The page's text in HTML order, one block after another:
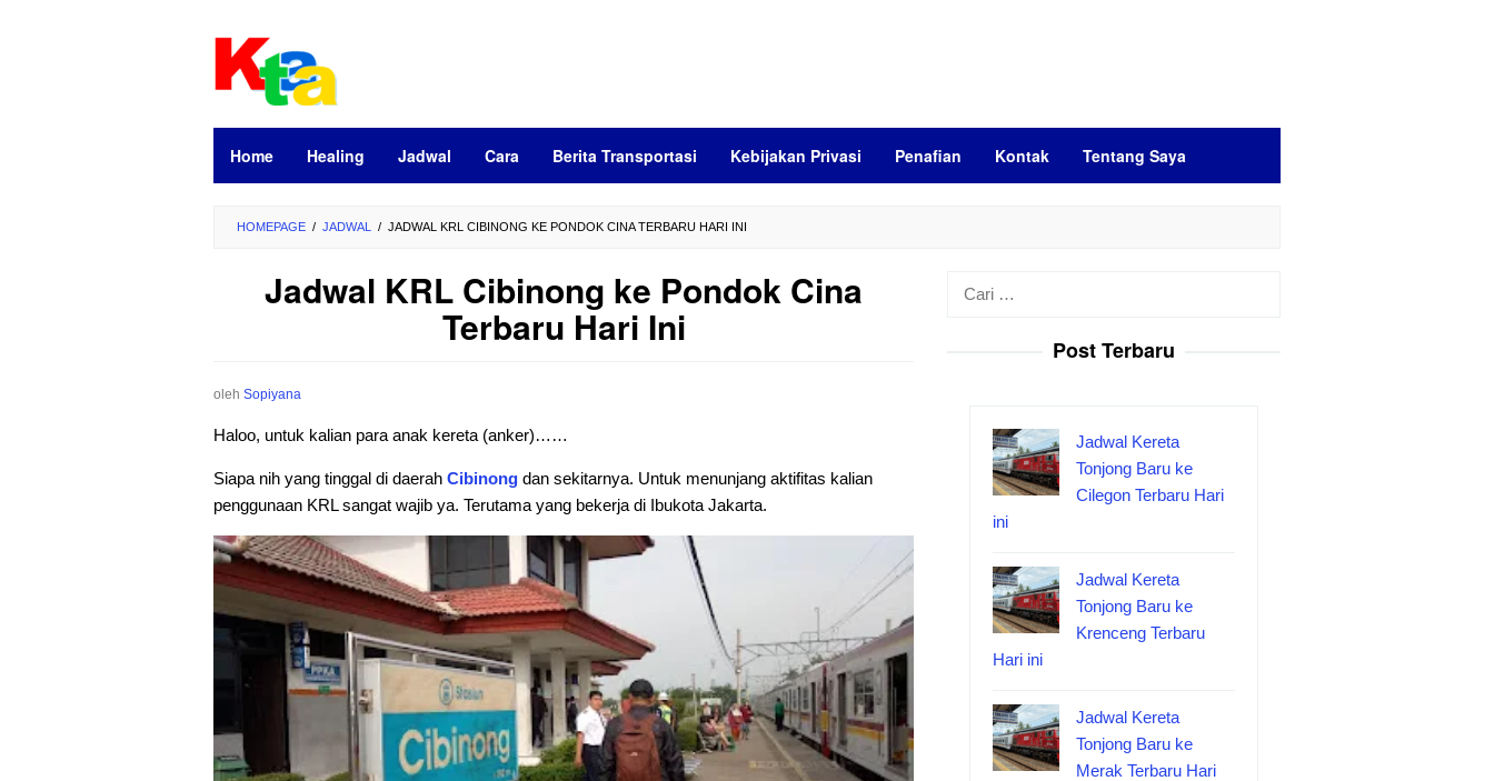
Home Healing Jadwal Cara Berita Transportasi Kebijakan Privasi Penafian Kontak Tentang Saya
HOMEPAGE / JADWAL / JADWAL KRL CIBINONG KE PONDOK CINA TERBARU HARI INI
Jadwal KRL Cibinong ke Pondok Cina
Terbaru Hari Ini
oleh Sopiyana
Haloo, untuk kalian para anak kereta (anker)……
Siapa nih yang tinggal di daerah Cibinong dan sekitarnya. Untuk menunjang aktifitas kalian
penggunaan KRL sangat wajib ya. Terutama yang bekerja di Ibukota Jakarta.
Post Terbaru
Jadwal Kereta
Tonjong Baru ke
Cilegon Terbaru Hari
ini
Jadwal Kereta
Tonjong Baru ke
Krenceng Terbaru
Hari ini
Jadwal Kereta
Tonjong Baru ke
Merak Terbaru Hari